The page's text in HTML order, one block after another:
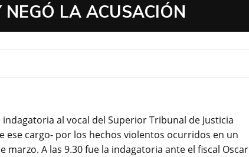
LA ACUSACIÓN
al vocal del Superior Tribunal de Justicia
ese cargo- por los hechos violentos ocurridos en un
A las 9.30 fue la indagatoria ante el fiscal Oscar